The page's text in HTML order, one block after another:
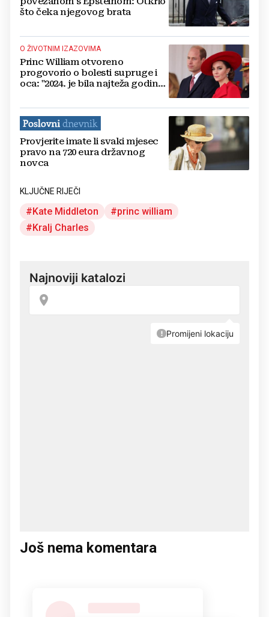
što čeka njegovog brata
O ŽIVOTNIM IZAZOVIMA
Princ William otvoreno
progovorio o bolesti supruge i
oca: "2024. je bila najteža godina
Provjerite imate li svaki mjesec
pravo na 720 eura državnog
novca
KLJUČNE RIJEČI
Kate Middleton
princ william
Kralj Charles
Još nema komentara